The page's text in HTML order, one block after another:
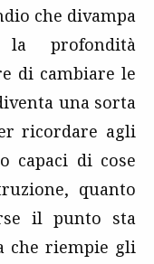
che divampa
profondità
di cambiare le
una sorta
ricordare agli
capaci di cose
quanto
il punto sta
che riempie gli